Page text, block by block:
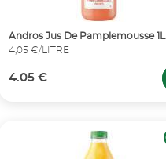
Andros Jus De Pamplemousse 1L
4,05 €/LITRE
4.05 €